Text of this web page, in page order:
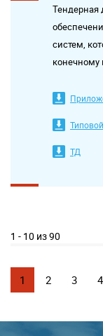
Тендерная
систем,
конечному
ТД
1 - 10 из 90
1 2 3 4